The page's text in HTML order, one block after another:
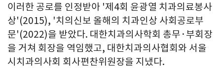
이러한 공로를 인정받아 '제4회 윤광열 치과의료봉사
상'(2015), '치의신보 올해의 치과인상 사회공로부
문'(2022)을 받았다. 대한치과의사학회 총무·부회장
을 거쳐 회장을 역임했고, 대한치과의사협회와 서울
시치과의사회 회사편찬위원장을 지냈다.